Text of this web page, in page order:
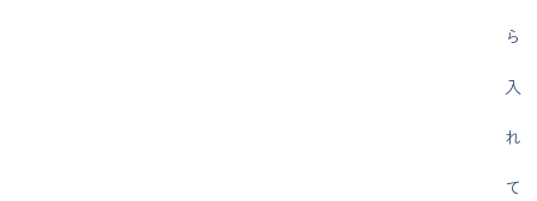
ら
入
れ
て